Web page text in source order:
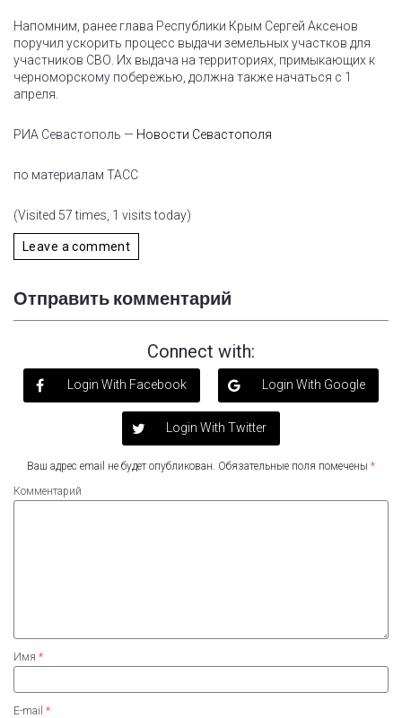
Напомним, ранее глава Республики Крым Сергей Аксенов
поручил ускорить процесс выдачи земельных участков для
участников СВО. Их выдача на территориях, примыкающих к
черноморскому побережью, должна также начаться с 1
апреля.
РИА Севастополь — Новости Севастополя
по материалам ТАСС
(Visited 57 times, 1 visits today)
Leave a comment
Отправить комментарий
Connect with:
Login With Facebook Login With Google
Login With Twitter
Ваш адрес email не будет опубликован. Обязательные поля помечены *
Комментарий
Имя *
E-mail *